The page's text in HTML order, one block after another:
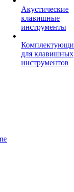
Акустические
клавишные
инструменты
для клавишных
инструментов